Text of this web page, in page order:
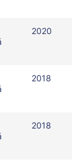
2020
2018
2018